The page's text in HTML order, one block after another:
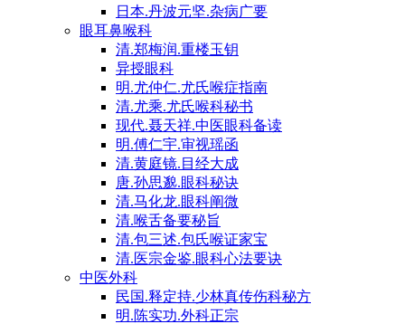
日本.丹波元坚.杂病广要
眼耳鼻喉科
清.郑梅润.重楼玉钥
异授眼科
明.尤仲仁.尤氏喉症指南
清.尤乘.尤氏喉科秘书
现代.聂天祥.中医眼科备读
明.傅仁宇.审视瑶函
清.黄庭镜.目经大成
唐.孙思邈.眼科秘诀
清.马化龙.眼科阐微
清.喉舌备要秘旨
清.包三述.包氏喉证家宝
清.医宗金鉴.眼科心法要诀
中医外科
民国.释定持.少林真传伤科秘方
明.陈实功.外科正宗